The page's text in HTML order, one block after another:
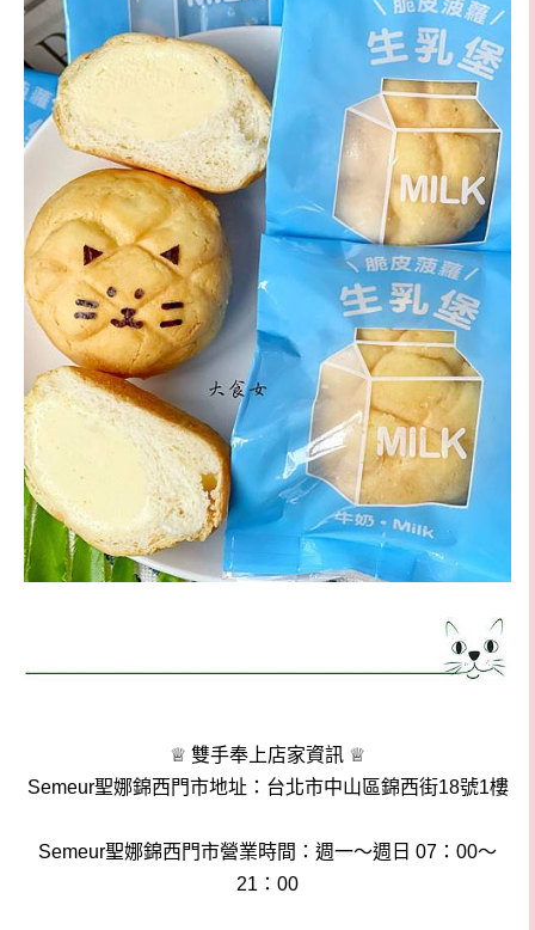
♕ 雙手奉上店家資訊 ♕
Semeur聖娜錦西門市地址：台北市中山區錦西街18號1樓
Semeur聖娜錦西門市營業時間：週一～週日 07：00～
21：00